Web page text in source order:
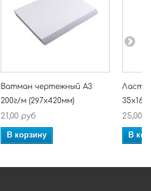
Ватман чертежный А3
200г/м (297х420мм)
21,00 руб
В корзину
25,00
В